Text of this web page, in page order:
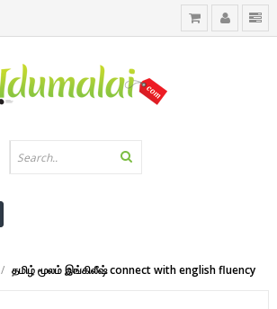
தமிழ் மூலம் இங்கிலீஷ் connect with english fluency